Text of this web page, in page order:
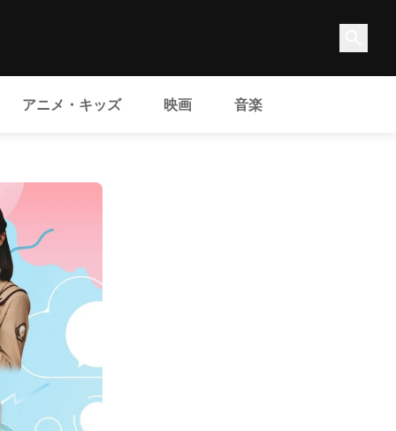
アニメ・キッズ 映画 音楽